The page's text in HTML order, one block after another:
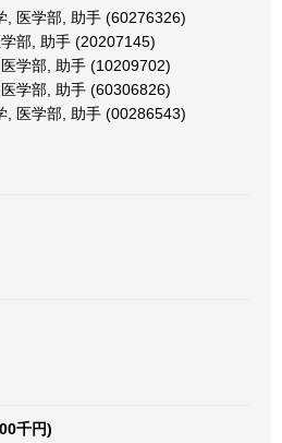
, 医学部, 助手 (60276326)
部, 助手 (20207145)
学部, 助手 (10209702)
学部, 助手 (60306826)
, 医学部, 助手 (00286543)
千円)